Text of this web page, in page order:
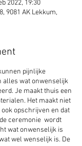
2022, 19:30
9081 AK Lekkum,
pijnlijke
alles wat onwenselijk
Je maakt thuis een
Het maakt niet
opschrijven en dat
ceremonie wordt
wat onwenselijk is
wel wenselijk is. De